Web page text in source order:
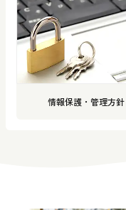
情報保護・管理方針